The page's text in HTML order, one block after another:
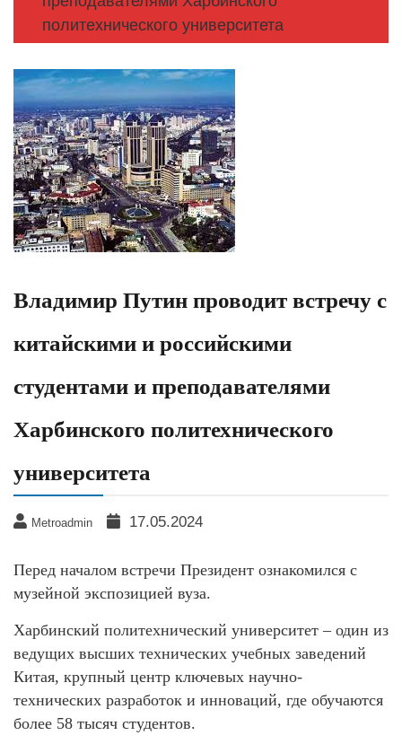
политехнического университета
Владимир Путин проводит встречу с
китайскими и российскими
студентами и преподавателями
Харбинского политехнического
университета
Metroadmin 17.05.2024
Перед началом встречи Президент ознакомился с
музейной экспозицией вуза.
Харбинский политехнический университет – один из
ведущих высших технических учебных заведений
Китая, крупный центр ключевых научно-
технических разработок и инноваций, где обучаются
более 58 тысяч студентов.